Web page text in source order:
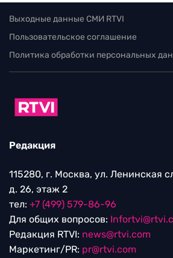
Выходные данные СМИ RTVI
Пользовательское соглашение
Политика обработки персональных
Редакция
115280, г. Москва, ул. Ленинская
д. 26, этаж 2
тел: +7 (499) 579-86-96
Для общих вопросов:
Редакция RTVI: news@rtvi.com
Маркетинг/PR: pr@rtvi.com